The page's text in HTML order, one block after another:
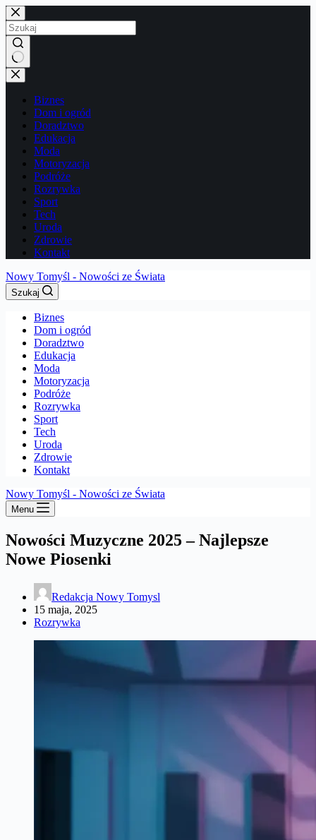
Przejdź
do
treści
Brak
wyników
Biznes
Dom i ogród
Doradztwo
Edukacja
Moda
Motoryzacja
Podróże
Rozrywka
Sport
Tech
Uroda
Zdrowie
Kontakt
Nowy Tomyśl - Nowości ze Świata
Szukaj
Biznes
Dom i ogród
Doradztwo
Edukacja
Moda
Motoryzacja
Podróże
Rozrywka
Sport
Tech
Uroda
Zdrowie
Kontakt
Nowy Tomyśl - Nowości ze Świata
Menu
Nowości Muzyczne 2025 – Najlepsze
Nowe Piosenki
Redakcja Nowy Tomysl
15 maja, 2025
Rozrywka